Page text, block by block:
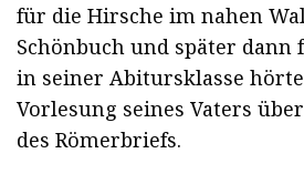
für die Hirsche im nahen
Schönbuch und später dann
in seiner Abitursklasse
Vorlesung seines Vaters
des Römerbriefs.